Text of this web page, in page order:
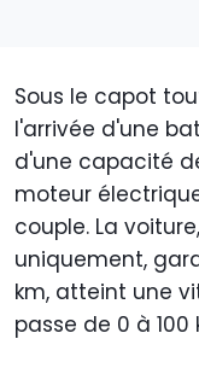
Sous le capot
l'arrivée d'une
d'une capacité
moteur
couple. La
uniquement,
km, atteint une
passe de 0 à 100